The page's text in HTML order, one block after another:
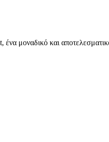
ένα μοναδικό και